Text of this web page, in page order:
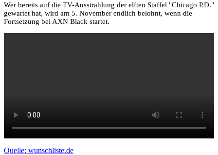
Wer bereits auf die TV-Ausstrahlung der elften Staffel "Chicago P.D."
gewartet hat, wird am 5. November endlich belohnt, wenn die
Fortsetzung bei AXN Black startet.
Quelle: wunschliste.de